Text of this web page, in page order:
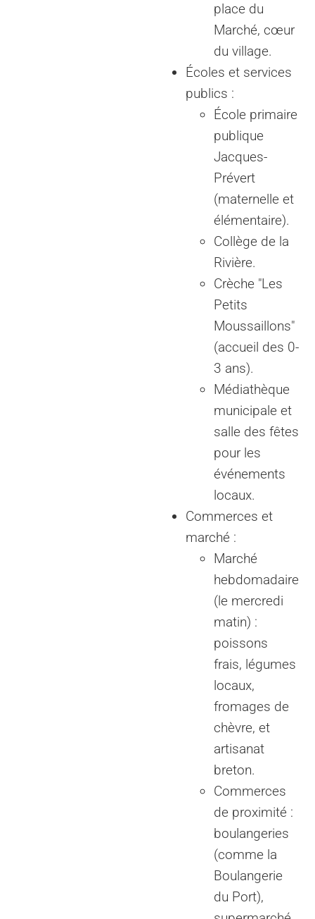
place du
Marché, cœur
du village.
Écoles et services
publics :
École primaire
publique
Jacques-
Prévert
(maternelle et
élémentaire).
Collège de la
Rivière.
Crèche "Les
Petits
Moussaillons"
(accueil des 0-
3 ans).
Médiathèque
municipale et
salle des fêtes
pour les
événements
locaux.
Commerces et
marché :
Marché
hebdomadaire
(le mercredi
matin) :
poissons
frais, légumes
locaux,
fromages de
chèvre, et
artisanat
breton.
Commerces
de proximité :
boulangeries
(comme la
Boulangerie
du Port),